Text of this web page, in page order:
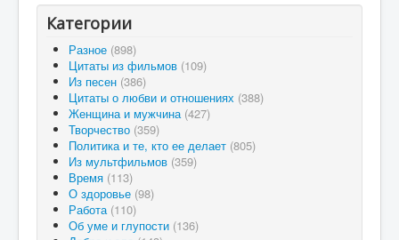
Категории
Разное (898)
Цитаты из фильмов (109)
Из песен (386)
Цитаты о любви и отношениях (388)
Женщина и мужчина (427)
Творчество (359)
Политика и те, кто ее делает (805)
Из мультфильмов (359)
Время (113)
О здоровье (98)
Работа (110)
Об уме и глупости (136)